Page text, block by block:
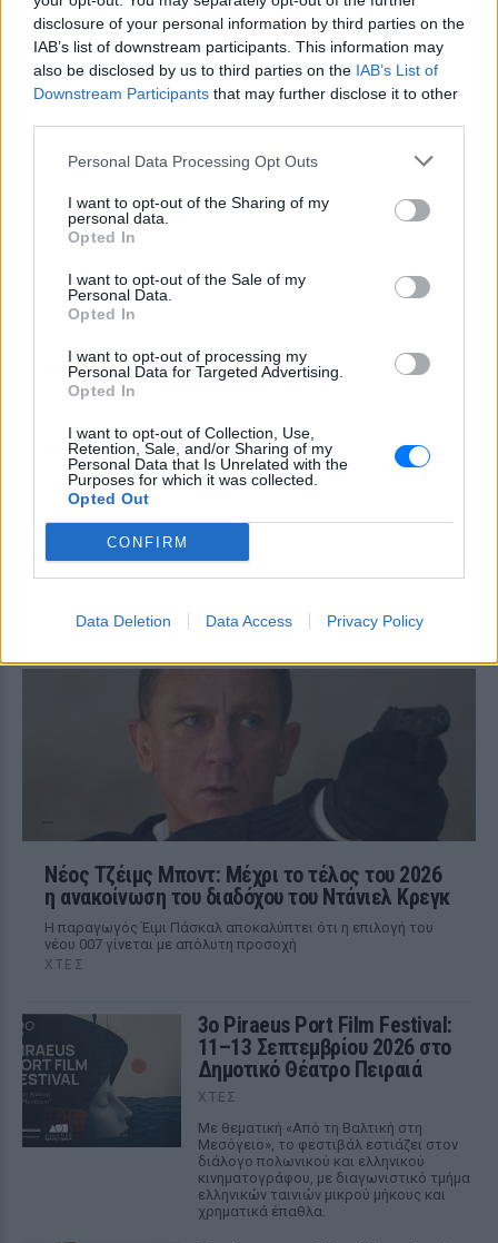
disclosure of your personal information by third parties on the
IAB’s list of downstream participants. This information may
also be disclosed by us to third parties on the IAB’s List of
Downstream Participants that may further disclose it to other
Personal Data Processing Opt Outs
I want to opt-out of the Sharing of my
personal data.
Opted In
I want to opt-out of the Sale of my
Personal Data.
Opted In
I want to opt-out of processing my
Personal Data for Targeted Advertising.
Opted In
I want to opt-out of Collection, Use,
Retention, Sale, and/or Sharing of my
Personal Data that Is Unrelated with the
Purposes for which it was collected.
Opted Out
CONFIRM
Data Deletion Data Access Privacy Policy
ΔΕΙΤΕ ΕΠΙΣΗΣ
ΣΤΗΝ ΙΔΙΑ ΚΑΤΗΓΟΡΙΑ
Το ελληνικό comfort TV έχει
όνομα: Η σειρά που
εξακολουθεί να σαρώνει στις
Το τηλεοπτικό φαινόμενο που βλέπουμε
ξανά και ξανά εδώ και 35 χρόνια
ξανά διάσημοι από… ατύχημα
χαμογελάσει, αποδεικνύει ότι ορισμένα
τραγούδια έχουν πολύ περισσότερες
«ζωές» από όσες νομίζαμε
το όνομά του από το «Stranger
Things»
Νέος Τζέιμς Μποντ: Μέχρι το τέλος του 2026
η ανακοίνωση του διαδόχου του Ντάνιελ Κρεγκ
Η παραγωγός Έιμι Πάσκαλ αποκαλύπτει ότι η επιλογή του
νέου 007 γίνεται με απόλυτη προσοχή
ΧΤΕΣ
3ο Piraeus Port Film Festival:
11–13 Σεπτεμβρίου 2026 στο
Δημοτικό Θέατρο Πειραιά
ΧΤΕΣ
Με θεματική «Από τη Βαλτική στη
Μεσόγειο», το φεστιβάλ εστιάζει στον
διάλογο πολωνικού και ελληνικού
κινηματογράφου, με διαγωνιστικό τμήμα
ελληνικών ταινιών μικρού μήκους και
χρηματικά έπαθλα.